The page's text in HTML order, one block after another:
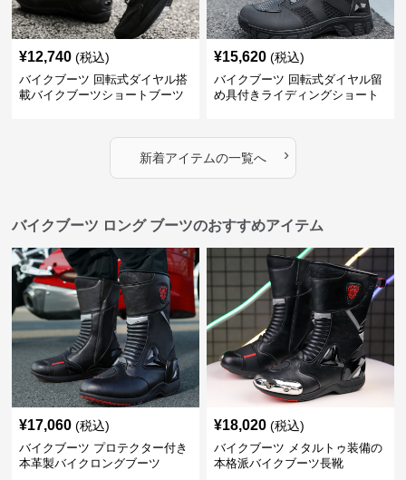
¥12,740 (税込)
バイクブーツ 回転式ダイヤル搭
載バイクブーツショートブーツ
¥15,620 (税込)
バイクブーツ 回転式ダイヤル留
め具付きライディングショート
新着アイテムの一覧へ ›
バイクブーツ ロング ブーツのおすすめアイテム
¥17,060 (税込)
バイクブーツ プロテクター付き
本革製バイクロングブーツ
¥18,020 (税込)
バイクブーツ メタルトゥ装備の
本格派バイクブーツ長靴